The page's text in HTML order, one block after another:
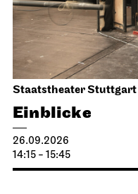
Staatstheater Stuttgart
Einblicke
26.09.2026
14:15 - 15:45